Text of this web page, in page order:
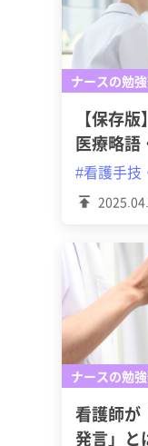
ナースの勉
【保存
医療略語
#看護手技
ナースの勉
看護師が
発言」と